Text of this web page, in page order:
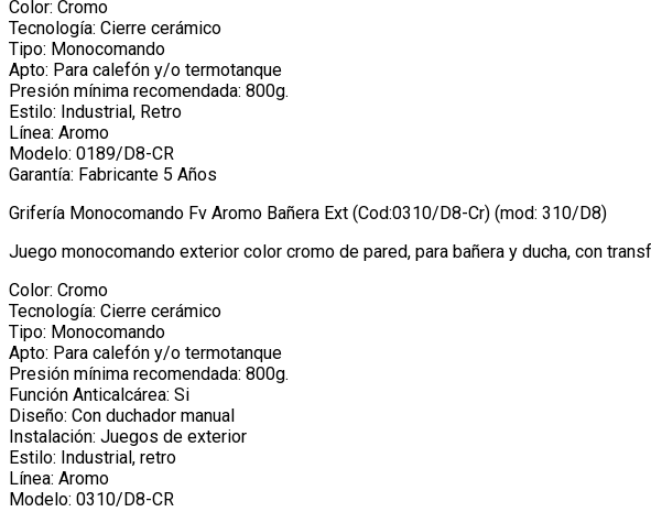
Color: Cromo
Tecnología: Cierre cerámico
Tipo: Monocomando
Apto: Para calefón y/o termotanque
Presión mínima recomendada: 800g.
Estilo: Industrial, Retro
Línea: Aromo
Modelo: 0189/D8-CR
Garantía: Fabricante 5 Años
Grifería Monocomando Fv Aromo Bañera Ext (Cod:0310/D8-Cr) (mod: 310/D8)
Juego monocomando exterior color cromo de pared, para bañera y ducha, con
Color: Cromo
Tecnología: Cierre cerámico
Tipo: Monocomando
Apto: Para calefón y/o termotanque
Presión mínima recomendada: 800g.
Función Anticalcárea: Si
Diseño: Con duchador manual
Instalación: Juegos de exterior
Estilo: Industrial, retro
Línea: Aromo
Modelo: 0310/D8-CR